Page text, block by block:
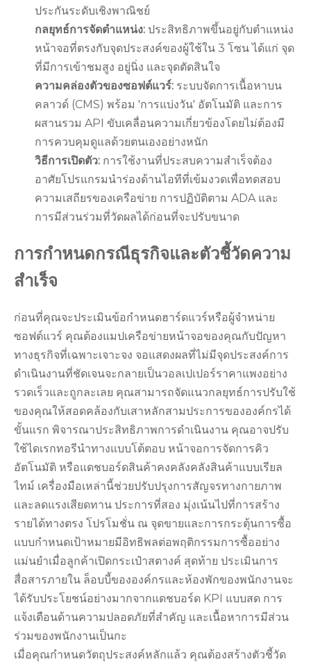
ประกันระดับเชิงพาณิชย์
กลยุทธ์การจัดตำแหน่ง: ประสิทธิภาพขึ้นอยู่กับตำแหน่ง
หน้าจอที่ตรงกับจุดประสงค์ของผู้ใช้ใน 3 โซน ได้แก่ จุด
ที่มีการเข้าชมสูง อยู่นิ่ง และจุดตัดสินใจ
ความคล่องตัวของซอฟต์แวร์: ระบบจัดการเนื้อหาบน
คลาวด์ (CMS) พร้อม 'การแบ่งวัน' อัตโนมัติ และการ
ผสานรวม API ขับเคลื่อนความเกี่ยวข้องโดยไม่ต้องมี
การควบคุมดูแลด้วยตนเองอย่างหนัก
วิธีการเปิดตัว: การใช้งานที่ประสบความสำเร็จต้อง
อาศัยโปรแกรมนำร่องด้านไอทีที่เข้มงวดเพื่อทดสอบ
ความเสถียรของเครือข่าย การปฏิบัติตาม ADA และ
การมีส่วนร่วมที่วัดผลได้ก่อนที่จะปรับขนาด
การกำหนดกรณีธุรกิจและตัวชี้วัดความ
สำเร็จ
ก่อนที่คุณจะประเมินข้อกำหนดฮาร์ดแวร์หรือผู้จำหน่าย
ซอฟต์แวร์ คุณต้องแมปเครือข่ายหน้าจอของคุณกับปัญหา
ทางธุรกิจที่เฉพาะเจาะจง จอแสดงผลที่ไม่มีจุดประสงค์การ
ดำเนินงานที่ชัดเจนจะกลายเป็นวอลเปเปอร์ราคาแพงอย่าง
รวดเร็วและถูกละเลย คุณสามารถจัดแนวกลยุทธ์การปรับใช้
ของคุณให้สอดคล้องกับเสาหลักสามประการขององค์กรได้
ขั้นแรก พิจารณาประสิทธิภาพการดำเนินงาน คุณอาจปรับ
ใช้ไดเรกทอรีนำทางแบบโต้ตอบ หน้าจอการจัดการคิว
อัตโนมัติ หรือแดชบอร์ดสินค้าคงคลังคลังสินค้าแบบเรียล
ไทม์ เครื่องมือเหล่านี้ช่วยปรับปรุงการสัญจรทางกายภาพ
และลดแรงเสียดทาน ประการที่สอง มุ่งเน้นไปที่การสร้าง
รายได้ทางตรง โปรโมชั่น ณ จุดขายและการกระตุ้นการซื้อ
แบบกำหนดเป้าหมายมีอิทธิพลต่อพฤติกรรมการซื้ออย่าง
แม่นยำเมื่อลูกค้าเปิดกระเป๋าสตางค์ สุดท้าย ประเมินการ
สื่อสารภายใน ล็อบบี้ขององค์กรและห้องพักของพนักงานจะ
ได้รับประโยชน์อย่างมากจากแดชบอร์ด KPI แบบสด การ
แจ้งเตือนด้านความปลอดภัยที่สำคัญ และเนื้อหาการมีส่วน
ร่วมของพนักงานเป็นกะ
เมื่อคุณกำหนดวัตถุประสงค์หลักแล้ว คุณต้องสร้างตัวชี้วัด